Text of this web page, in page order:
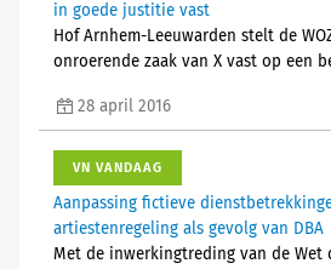
in goede justitie vast
Hof Arnhem-Leeuwarden stelt de
onroerende zaak van X vast op een
28 april 2016
VN VANDAAG
Aanpassing fictieve
artiestenregeling als gevolg van DBA
Met de inwerkingtreding van de Wet